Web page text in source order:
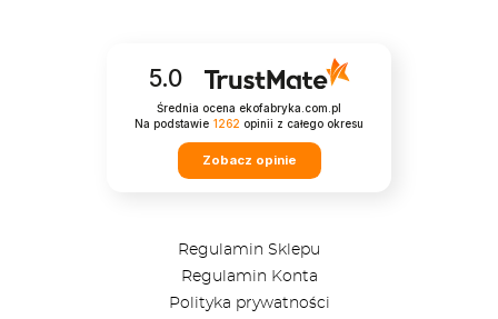
5.0
Średnia ocena ekofabryka.com.pl
Na podstawie 1262 opinii z całego okresu
Zobacz opinie
Regulamin Sklepu
Regulamin Konta
Polityka prywatności